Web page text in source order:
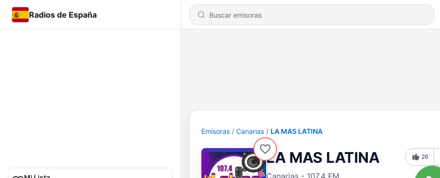
Radios de España
Emisoras Canarias LA MAS LATINA
LA MAS LATINA
Canarias - 107.4 FM
26